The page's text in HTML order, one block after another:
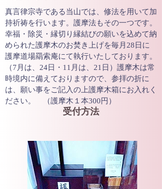
真言律宗寺である当山では、修法を用いて加
持祈祷を行います。護摩法もその一つです。
幸福・除災・縁切り縁結びの願いを込めて納
められた護摩木のお焚き上げを毎月28日に
護摩道場羂索庵にて執行いたしております。
（7月は、24日・11月は、21日）護摩木は常
時境内に備えておりますので、参拝の折に
は、願い事をご記入の上護摩木箱にお入れく
ださい。 （護摩木１本300円）
受付方法